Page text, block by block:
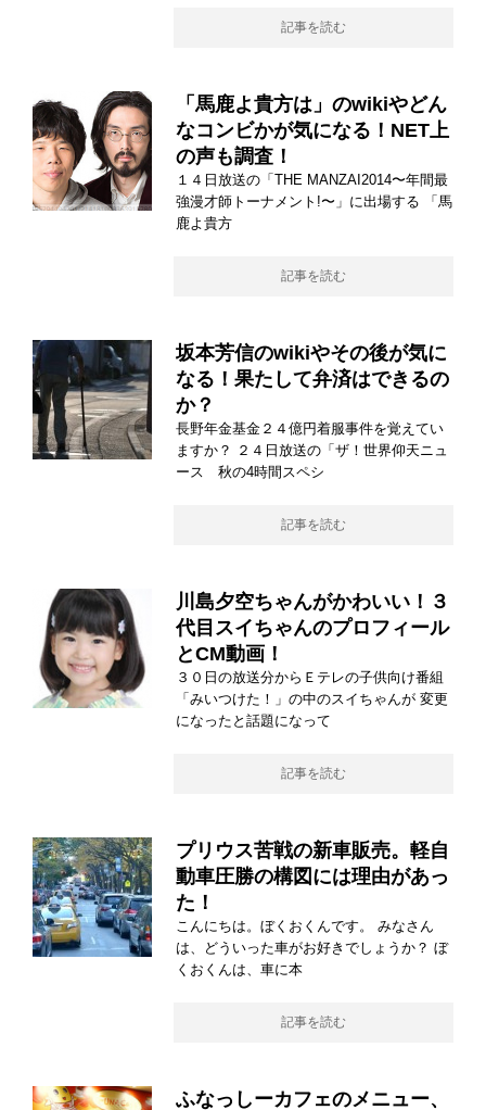
記事を読む
「馬鹿よ貴方は」のwikiやどん
なコンビかが気になる！NET上
の声も調査！
１４日放送の「THE MANZAI2014〜年間最
強漫才師トーナメント!〜」に出場する 「馬
鹿よ貴方
記事を読む
坂本芳信のwikiやその後が気に
なる！果たして弁済はできるの
か？
長野年金基金２４億円着服事件を覚えてい
ますか？ ２４日放送の「ザ！世界仰天ニュ
ース 秋の4時間スペシ
記事を読む
川島夕空ちゃんがかわいい！３
代目スイちゃんのプロフィール
とCM動画！
３０日の放送分からＥテレの子供向け番組
「みいつけた！」の中のスイちゃんが 変更
になったと話題になって
記事を読む
プリウス苦戦の新車販売。軽自
動車圧勝の構図には理由があっ
た！
こんにちは。ぼくおくんです。 みなさん
は、どういった車がお好きでしょうか？ ぼ
くおくんは、車に本
記事を読む
ふなっしーカフェのメニュー、